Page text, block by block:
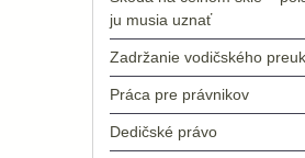
ju musia uznať
Zadržanie vodičského
Práca pre právnikov
Dedičské právo